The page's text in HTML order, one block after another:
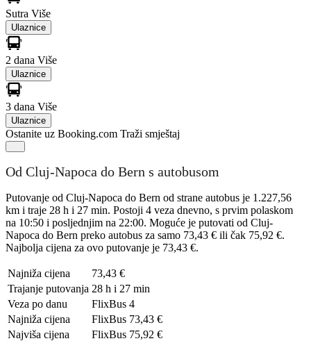
Sutra Više
Ulaznice
2 dana Više
Ulaznice
3 dana Više
Ulaznice
Ostanite uz Booking.com Traži smještaj
Od Cluj-Napoca do Bern s autobusom
Putovanje od Cluj-Napoca do Bern od strane autobus je 1.227,56
km i traje 28 h i 27 min. Postoji 4 veza dnevno, s prvim polaskom
na 10:50 i posljednjim na 22:00. Moguće je putovati od Cluj-
Napoca do Bern preko autobus za samo 73,43 € ili čak 75,92 €.
Najbolja cijena za ovo putovanje je 73,43 €.
Najniža cijena
73,43 €
Trajanje putovanja 28 h i 27 min
Veza po danu
FlixBus 4
Najniža cijena
FlixBus 73,43 €
Najviša cijena
FlixBus 75,92 €